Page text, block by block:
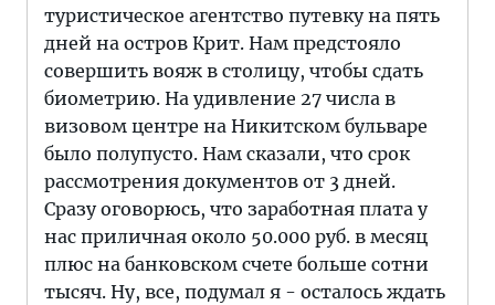
туристическое агентство путевку на пять
дней на остров Крит. Нам предстояло
совершить вояж в столицу, чтобы сдать
биометрию. На удивление 27 числа в
визовом центре на Никитском бульваре
было полупусто. Нам сказали, что срок
рассмотрения документов от 3 дней.
Сразу оговорюсь, что заработная плата у
нас приличная около 50.000 руб. в месяц
плюс на банковском счете больше сотни
тысяч. Ну, все, подумал я - осталось ждать